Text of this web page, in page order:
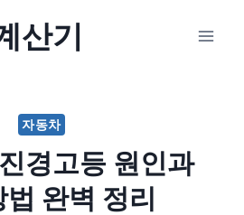
산기
자동차
경고등 원인과
완벽 정리